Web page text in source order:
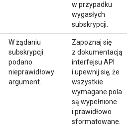
w przypadku
wygasłych
subskrypcji.
W żądaniu
subskrypcji
podano
nieprawidłowy
argument.
Zapoznaj się
z dokumentacją
interfejsu API
i upewnij się, że
wszystkie
wymagane pola
są wypełnione
i prawidłowo
sformatowane.